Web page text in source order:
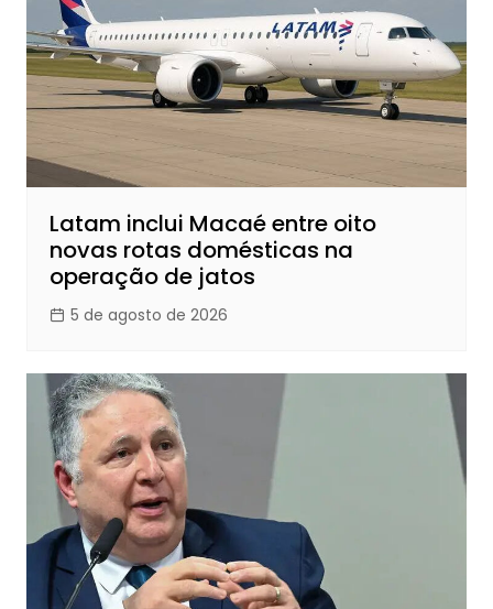
Latam inclui Macaé entre oito
novas rotas domésticas na
operação de jatos
5 de agosto de 2026